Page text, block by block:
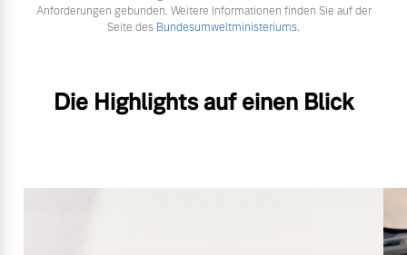
Anforderungen gebunden. Weitere Informationen finden Sie auf der
Seite des Bundesumweltministeriums.
Die Highlights auf einen Blick